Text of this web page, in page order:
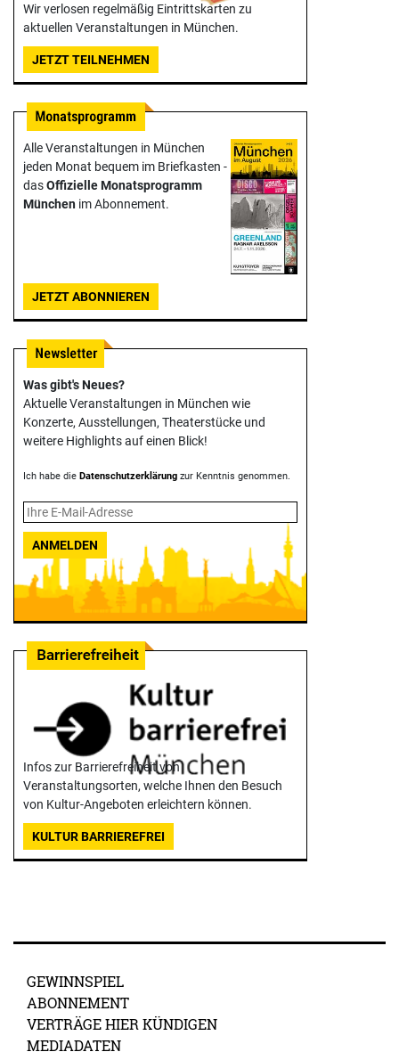
Wir verlosen regelmäßig Eintrittskarten zu
aktuellen Veranstaltungen in München.
JETZT TEILNEHMEN
Alle Veranstaltungen in München
jeden Monat bequem im Briefkasten -
dasOffizielle Monats­programm
München im Abonnement.
JETZT ABONNIEREN
Was gibt's Neues?
Aktuelle Veranstaltungen in München wie
Konzerte, Ausstellungen, Theater­stücke und
weitere Highlights auf einen Blick!
Ich habe die Datenschutzerklärung zur Kenntnis genommen.
ANMELDEN
Infos zur Barrierefreiheit von
Veranstaltungsorten, welche Ihnen den Besuch
von Kultur-Angeboten erleichtern können.
KULTUR BARRIEREFREI
GEWINNSPIEL
ABONNEMENT
VERTRÄGE HIER KÜNDIGEN
MEDIADATEN